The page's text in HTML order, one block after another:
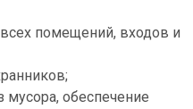
помещений, входов и
обеспечение